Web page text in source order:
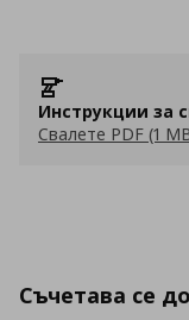
Инструкции за
Свалете PDF (1
Съчетава се